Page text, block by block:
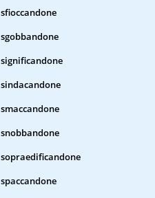
sfioccandone
sgobbandone
significandone
sindacandone
smaccandone
snobbandone
sopraedificandone
spaccandone